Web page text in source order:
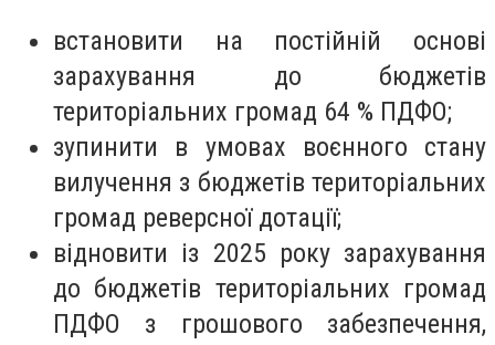
встановити на постійній основі
зарахування до бюджетів
територіальних громад 64 % ПДФО;
зупинити в умовах воєнного стану
вилучення з бюджетів територіальних
громад реверсної дотації;
відновити із 2025 року зарахування
до бюджетів територіальних громад
ПДФО з грошового забезпечення,